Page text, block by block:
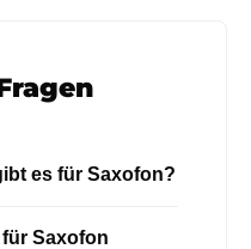
es für Saxofon?
Saxofon